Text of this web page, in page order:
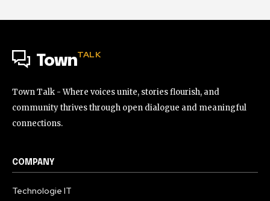
TownTALK
Town Talk - Where voices unite, stories flourish, and
community thrives through open dialogue and meaningful
connections.
COMPANY
Technologie IT